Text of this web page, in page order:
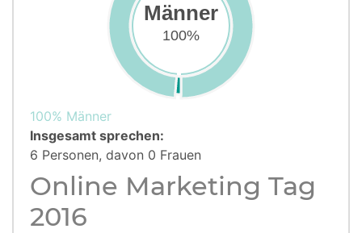
Männer
100%
100% Männer
Insgesamt sprechen:
6 Personen, davon 0 Frauen
Online Marketing Tag
2016